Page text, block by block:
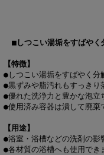
■しつこい湯垢をすばや
【特徴】
●しつこい湯垢をすばやく分
●黒ずみや脂汚れもすっきり
●優れた洗浄力と豊かな泡立
●使用済み容器は潰して廃棄
【用途】
●浴室・浴槽などの洗剤の影
●各材質の浴槽へも使用でき